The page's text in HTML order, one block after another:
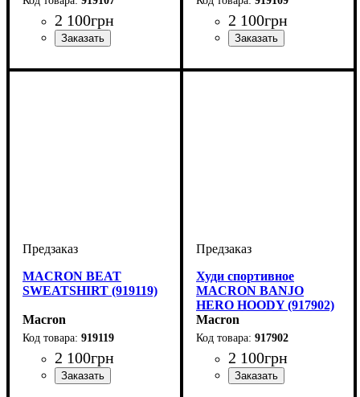
2 100грн 2 100грн
MACRON BEAT
SWEATSHIRT (919119)
Macron
919119
2 100грн
Худи спортивное
MACRON BANJO
HERO HOODY (917902)
Macron
917902
2 100грн